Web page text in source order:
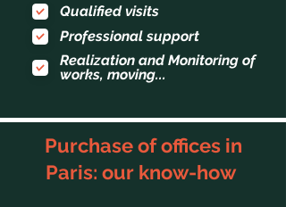
Qualified visits
Professional support
Realization and Monitoring of
works, moving...
Purchase of offices in
Paris: our know-how